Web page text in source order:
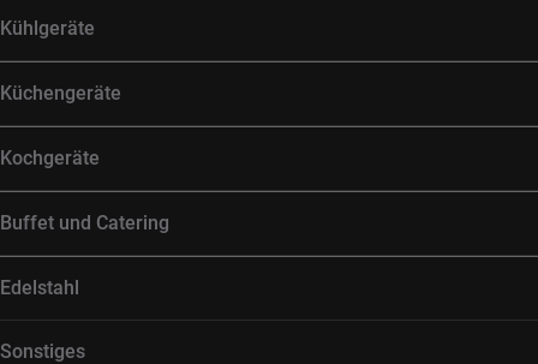
Kühlgeräte
Küchengeräte
Kochgeräte
Buffet und Catering
Edelstahl
Sonstiges